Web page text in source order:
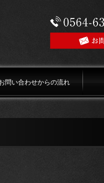
問い合わせからの流れ